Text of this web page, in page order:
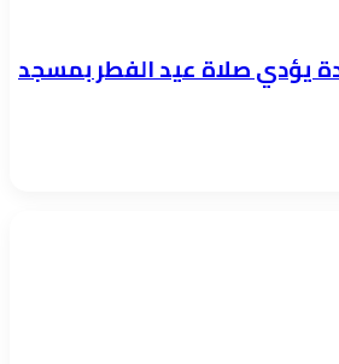
يؤدي صلاة عيد الفطر بمسجد